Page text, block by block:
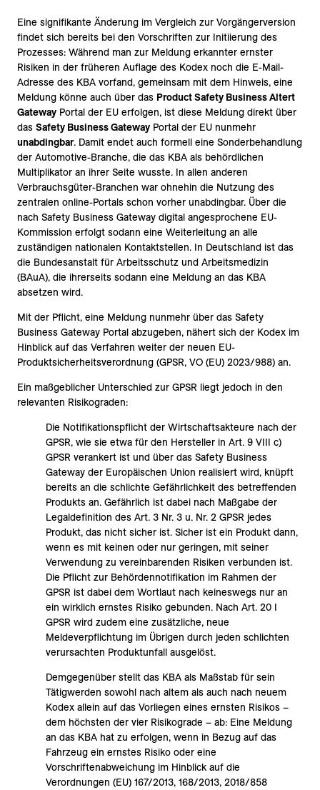
Eine signifikante Änderung im Vergleich zur Vorgängerversion
findet sich bereits bei den Vorschriften zur Initiierung des
Prozesses: Während man zur Meldung erkannter ernster
Risiken in der früheren Auflage des Kodex noch die E-Mail-
Adresse des KBA vorfand, gemeinsam mit dem Hinweis, eine
Meldung könne auch über das Product Safety Business Altert
Gateway Portal der EU erfolgen, ist diese Meldung direkt über
das Safety Business Gateway Portal der EU nunmehr
unabdingbar. Damit endet auch formell eine Sonderbehandlung
der Automotive-Branche, die das KBA als behördlichen
Multiplikator an ihrer Seite wusste. In allen anderen
Verbrauchsgüter-Branchen war ohnehin die Nutzung des
zentralen online-Portals schon vorher unabdingbar. Über die
nach Safety Business Gateway digital angesprochene EU-
Kommission erfolgt sodann eine Weiterleitung an alle
zuständigen nationalen Kontaktstellen. In Deutschland ist das
die Bundesanstalt für Arbeitsschutz und Arbeitsmedizin
(BAuA), die ihrerseits sodann eine Meldung an das KBA
absetzen wird.
Mit der Pflicht, eine Meldung nunmehr über das Safety
Business Gateway Portal abzugeben, nähert sich der Kodex im
Hinblick auf das Verfahren weiter der neuen EU-
Produktsicherheitsverordnung (GPSR, VO (EU) 2023/988) an.
Ein maßgeblicher Unterschied zur GPSR liegt jedoch in den
relevanten Risikograden:
Die Notifikationspflicht der Wirtschaftsakteure nach der
GPSR, wie sie etwa für den Hersteller in Art. 9 VIII c)
GPSR verankert ist und über das Safety Business
Gateway der Europäischen Union realisiert wird, knüpft
bereits an die schlichte Gefährlichkeit des betreffenden
Produkts an. Gefährlich ist dabei nach Maßgabe der
Legaldefinition des Art. 3 Nr. 3 u. Nr. 2 GPSR jedes
Produkt, das nicht sicher ist. Sicher ist ein Produkt dann,
wenn es mit keinen oder nur geringen, mit seiner
Verwendung zu vereinbarenden Risiken verbunden ist.
Die Pflicht zur Behördennotifikation im Rahmen der
GPSR ist dabei dem Wortlaut nach keineswegs nur an
ein wirklich ernstes Risiko gebunden. Nach Art. 20 I
GPSR wird zudem eine zusätzliche, neue
Meldeverpflichtung im Übrigen durch jeden schlichten
verursachten Produktunfall ausgelöst.
Demgegenüber stellt das KBA als Maßstab für sein
Tätigwerden sowohl nach altem als auch nach neuem
Kodex allein auf das Vorliegen eines ernsten Risikos –
dem höchsten der vier Risikograde – ab: Eine Meldung
an das KBA hat zu erfolgen, wenn in Bezug auf das
Fahrzeug ein ernstes Risiko oder eine
Vorschriftenabweichung im Hinblick auf die
Verordnungen (EU) 167/2013, 168/2013, 2018/858